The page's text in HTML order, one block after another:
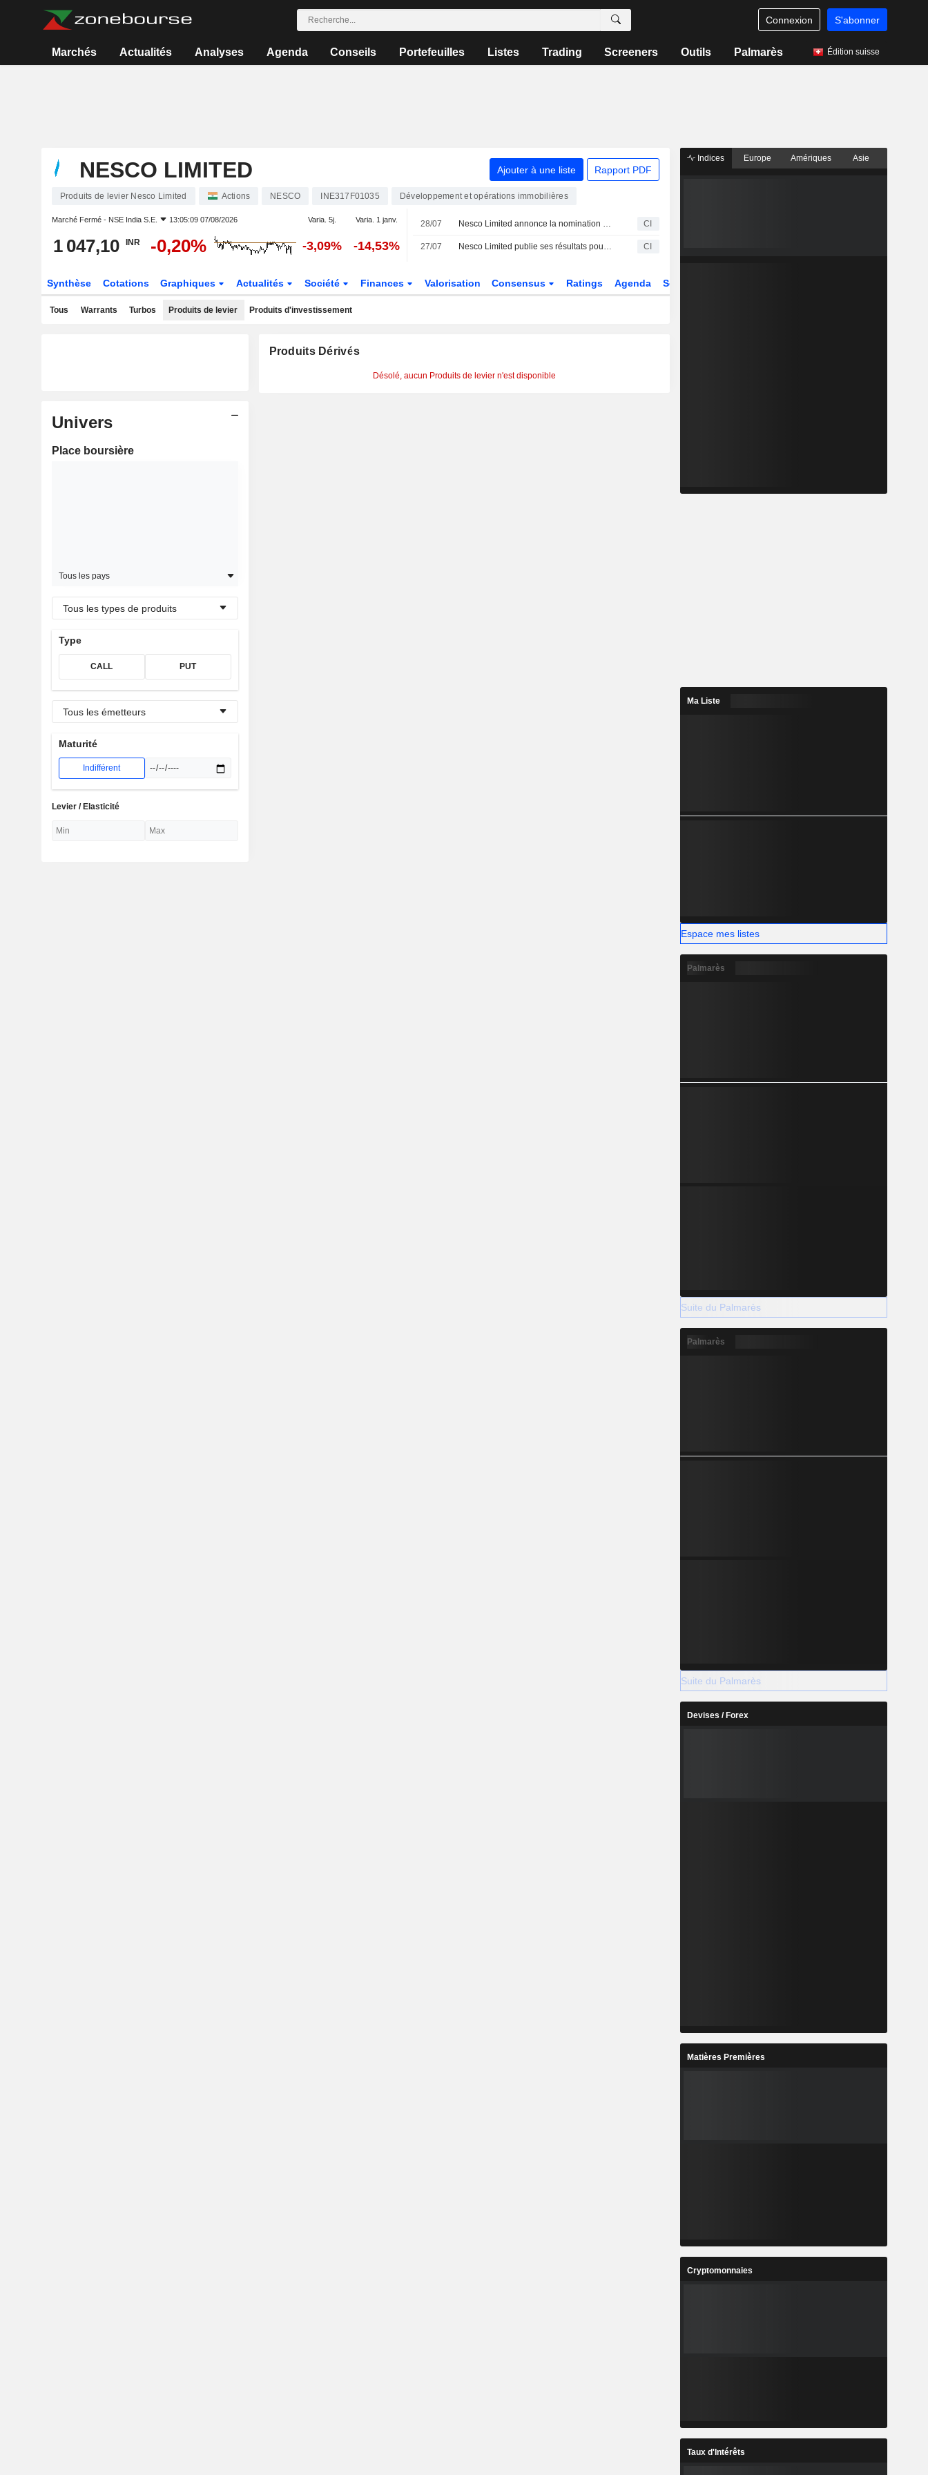
Connexion S'abonner
Marchés Actualités Analyses Agenda Conseils Portefeuilles Listes Trading Screeners Outils Palmarès Édition suisse
NESCO LIMITED Ajouter à une liste Rapport PDF
Produits de levier Nesco Limited Actions NESCO INE317F01035 Développement et opérations immobilières
Marché Fermé - NSE India S.E. 13:05:09 07/08/2026 Varia. 5j. Varia. 1 janv.
1 047,10 INR -0,20% -3,09% -14,53%
28/07 Nesco Limited annonce la nomination d'Ashish Joshi au poste de directeur des achats et des contrats, à compter du 28 juillet 2026 CI
27/07 Nesco Limited publie ses résultats pour le premier trimestre clos le 30 juin 2026 CI
Synthèse Cotations Graphiques Actualités Société Finances Valorisation Consensus Ratings Agenda Secteur
Tous Warrants Turbos Produits de levier Produits d'investissement
Univers
Place boursière
Tous les pays
Tous les types de produits
Type
CALL PUT
Tous les émetteurs
Maturité
Indifférent
Levier / Elasticité
Produits Dérivés
Désolé, aucun Produits de levier n'est disponible
Indices Europe Amériques Asie
Ma Liste
Espace mes listes
Palmarès
Suite du Palmarès
Palmarès
Suite du Palmarès
Devises / Forex
Matières Premières
Cryptomonnaies
Taux d'Intérêts